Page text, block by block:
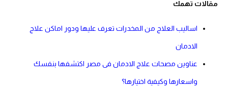
مقالات تهمك
اساليب العلاج من المخدرات تعرف عليها ودور اماكن علاج
الادمان
عناوين مصحات علاج الادمان فى مصر اكتشفها بنفسك
واسعارها وكيفية اختيارها؟